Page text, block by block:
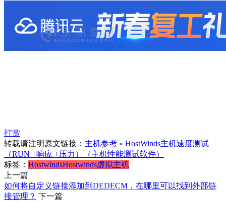
打赏
转载请注明原文链接： 主机参考 » HostWinds主机速度测试
（RUN +响应 +压力）（主机性能测试软件）
标签： HostwindsHostwinds虚拟主机
上一篇
如何将自定义链接添加到DEDECM，在哪里可以找到外部链
接管理？ 下一篇